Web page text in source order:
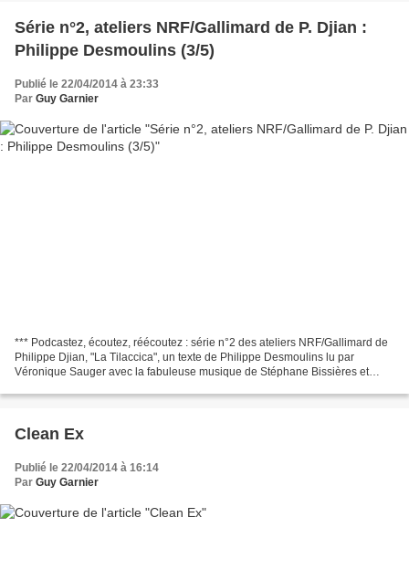
Série n°2, ateliers NRF/Gallimard de P. Djian :
Philippe Desmoulins (3/5)
Publié le 22/04/2014 à 23:33
Par Guy Garnier
*** Podcastez, écoutez, réécoutez : série n°2 des ateliers NRF/Gallimard de
Philippe Djian, "La Tilaccica", un texte de Philippe Desmoulins lu par
Véronique Sauger avec la fabuleuse musique de Stéphane Bissières et
Clean Ex
Publié le 22/04/2014 à 16:14
Par Guy Garnier